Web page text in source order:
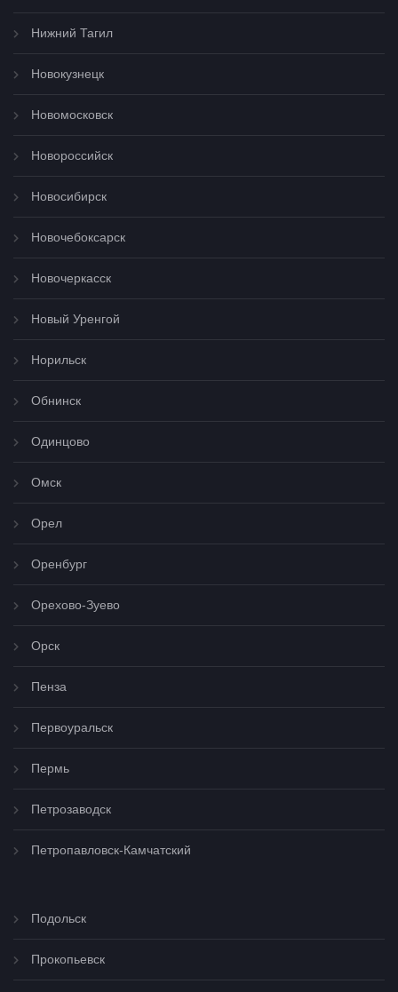
Нижний Тагил
Новокузнецк
Новомосковск
Новороссийск
Новосибирск
Новочебоксарск
Новочеркасск
Новый Уренгой
Норильск
Обнинск
Одинцово
Омск
Орел
Оренбург
Орехово-Зуево
Орск
Пенза
Первоуральск
Пермь
Петрозаводск
Петропавловск-Камчатский
Подольск
Прокопьевск